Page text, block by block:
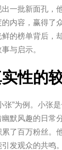
出一批新面孔，
内容，赢得了
的榜单背后，
与启示。
性的
张”为例。小张
默风趣的日常
了百万粉丝。
发观众的共鸣